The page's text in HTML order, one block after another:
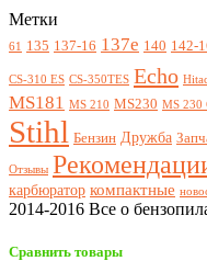
Метки
61 135 137-16 137e 140 142-
CS-310 ES CS-350TES Echo
MS181 MS 210 MS230 MS 230
Stihl Бензин Дружба
Отзывы
карбюратор компактные
2014-2016 Все о
Сравнить товары